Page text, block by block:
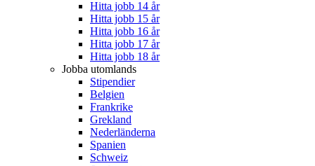
Hitta jobb 14 år
Hitta jobb 15 år
Hitta jobb 16 år
Hitta jobb 17 år
Hitta jobb 18 år
Jobba utomlands
Stipendier
Belgien
Frankrike
Grekland
Nederländerna
Spanien
Schweiz